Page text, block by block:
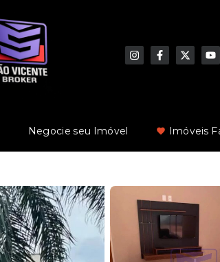
Negocie seu Imóvel Imóveis